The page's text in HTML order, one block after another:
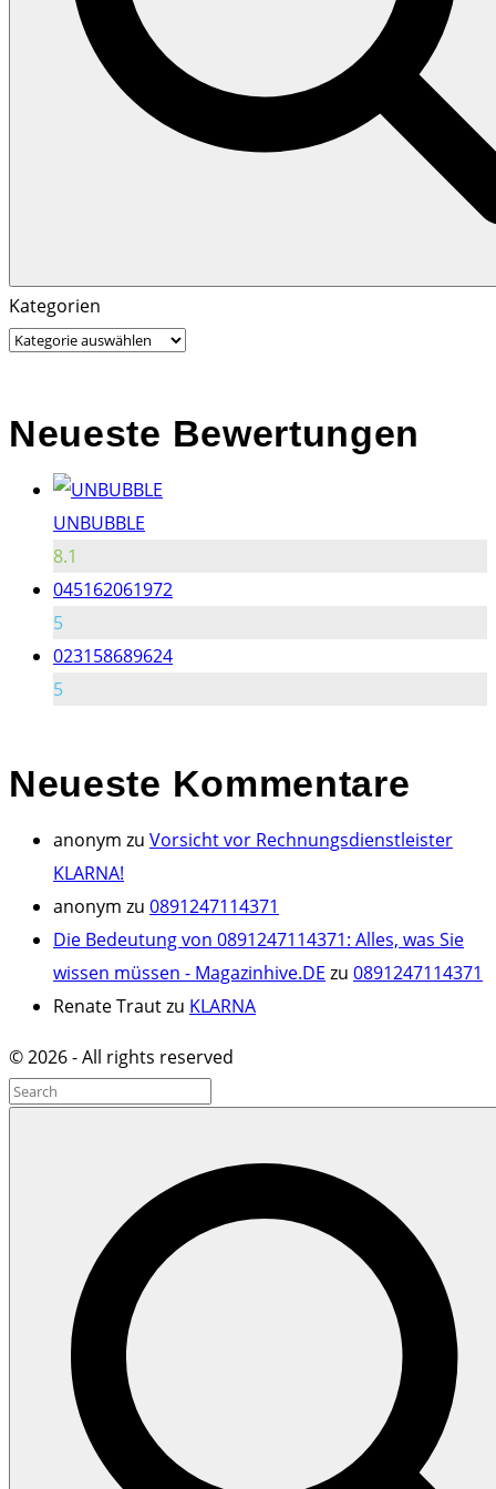
Search
Search
for:
Kategorien
Neueste Bewertungen
UNBUBBLE
8.1
045162061972
5
023158689624
5
Neueste Kommentare
anonym zu Vorsicht vor Rechnungsdienstleister
KLARNA!
anonym zu 0891247114371
Die Bedeutung von 0891247114371: Alles, was Sie
wissen müssen - Magazinhive.DE zu 0891247114371
Renate Trautzu KLARNA
©2026- All rights reserved